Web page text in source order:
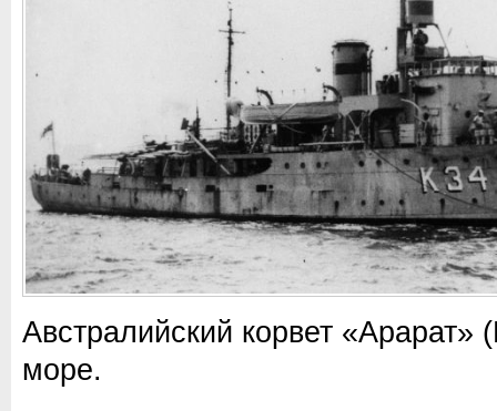
Австралийский корвет «Арарат»
море.